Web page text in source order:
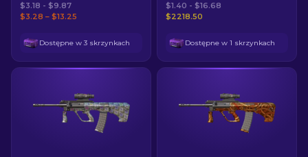
$3.18 - $9.87
$3.28 – $13.25
Dostępne w 3 skrzynkach
$1.40 - $16.68
$2218.50
Dostępne w 1 skrzynkach